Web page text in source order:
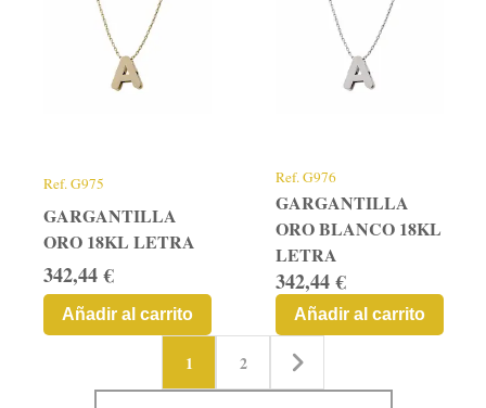
Ref.G975
GARGANTILLA
ORO 18KL LETRA
342,44 €
Añadir al carrito
Ref.G976
GARGANTILLA
ORO BLANCO 18KL
LETRA
342,44 €
Añadir al carrito
1 2